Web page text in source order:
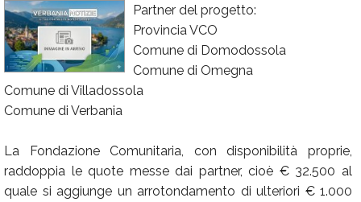
Calendario
Annunci
Partner del progetto:
Provincia VCO
Comune di Domodossola
Comune di Omegna
Comune di Villadossola
Comune di Verbania
La Fondazione Comunitaria, con disponibilità proprie,
raddoppia le quote messe dai partner, cioè € 32.500 al
quale si aggiunge un arrotondamento di ulteriori € 1.000